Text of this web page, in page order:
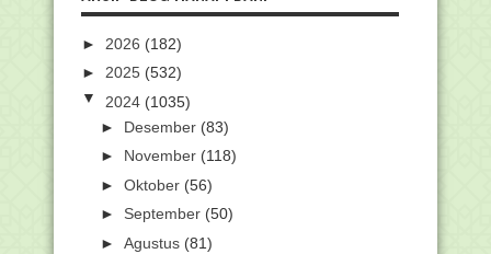
► 2026 (182)
► 2025 (532)
▼ 2024 (1035)
► Desember (83)
► November (118)
► Oktober (56)
► September (50)
► Agustus (81)